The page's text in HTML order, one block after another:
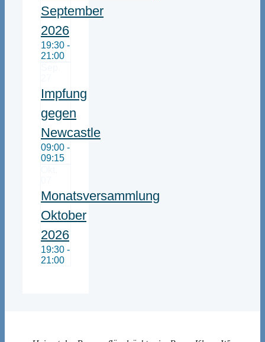
September
2026
19:30 -
21:00
Impfung
gegen
Newcastle
09:00 -
09:15
Monatsversammlung
Oktober
2026
19:30 -
21:00